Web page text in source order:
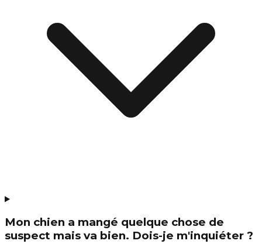
Mon chien a mangé quelque chose de
suspect mais va bien. Dois-je m'inquiéter ?